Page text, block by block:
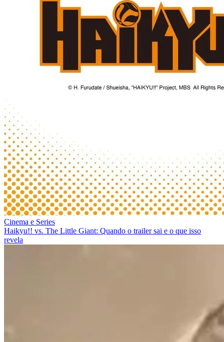
Cinema e Series
Haikyu!! vs. The Little Giant: Quando o trailer sai e o que isso
revela